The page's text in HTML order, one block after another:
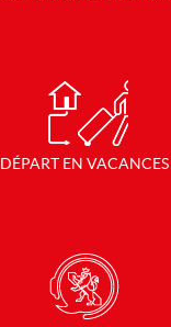
DÉPART EN VACANCES